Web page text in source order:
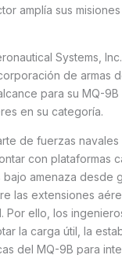
amplía sus
Systems,
de armas
para su MQ-
en su categoría.
de fuerzas
con plataformas
amenaza desde
las extensiones
Por ello, los
la carga útil, la
del MQ-9B para